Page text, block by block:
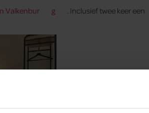
Valkenbur g
. Inclusief twee keer een